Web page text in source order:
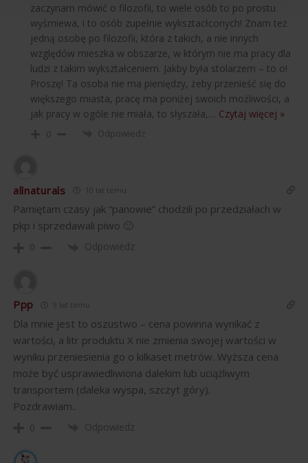
zaczynam mówić o filozofii, to wiele osób to po prostu
wyśmiewa, i to osób zupełnie wyksztacłconych! Znam też
jedną osobę po filozofii, która z takich, a nie innych
względów mieszka w obszarze, w którym nie ma pracy dla
ludzi z takim wykształceniem. Jakby była stolarzem – to o!
Proszę! Ta osoba nie ma pieniędzy, żeby przenieść się do
większego miasta, pracę ma poniżej swoich możliwości, a
jak pracy w ogóle nie miała, to słyszała,… Czytaj więcej »
0 Odpowiedz
allnaturals 10 lat temu
Pamiętam czasy jak “panowie” chodzili po przedziałach w
pkp i sprzedawali piwo 🙂
0 Odpowiedz
Ppp 9 lat temu
Dla mnie jest to oszustwo – cena powinna wynikać z
wartości, a litr produktu X nie zmienia swojej wartości w
wyniku przeniesienia go o kilkaset metrów. Wyższa cena
może być usprawiedliwiona dalekim lub uciążliwym
transportem (daleka wyspa, szczyt góry).
Pozdrawiam..
0 Odpowiedz